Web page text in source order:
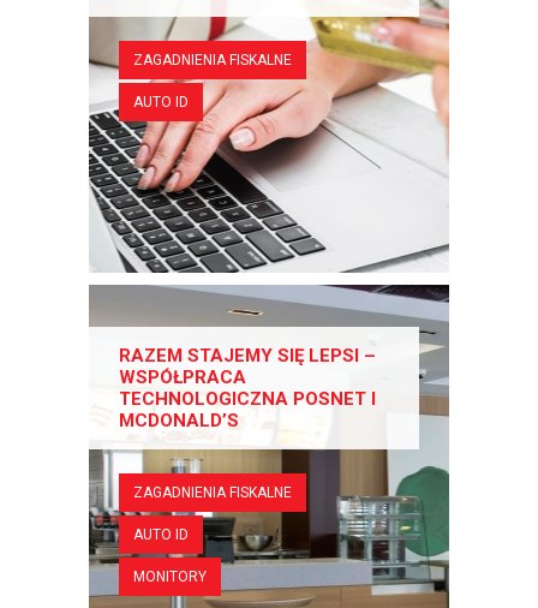
ZAGADNIENIA FISKALNE
AUTO ID
RAZEM STAJEMY SIĘ LEPSI –
WSPÓŁPRACA
TECHNOLOGICZNA POSNET I
MCDONALD’S
ZAGADNIENIA FISKALNE
AUTO ID
MONITORY